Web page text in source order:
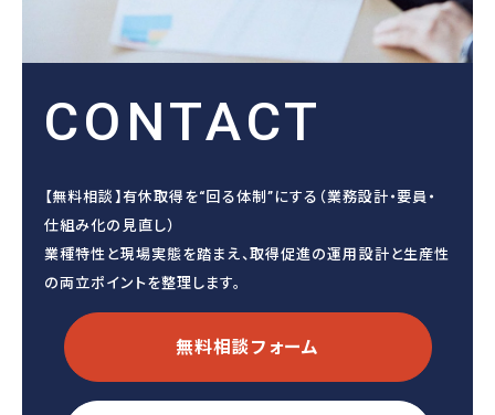
CONTACT
【無料相談】有休取得を“回る体制”にする（業務設計・要員・
仕組み化の見直し）
業種特性と現場実態を踏まえ、取得促進の運用設計と生産性
の両立ポイントを整理します。
無料相談フォーム